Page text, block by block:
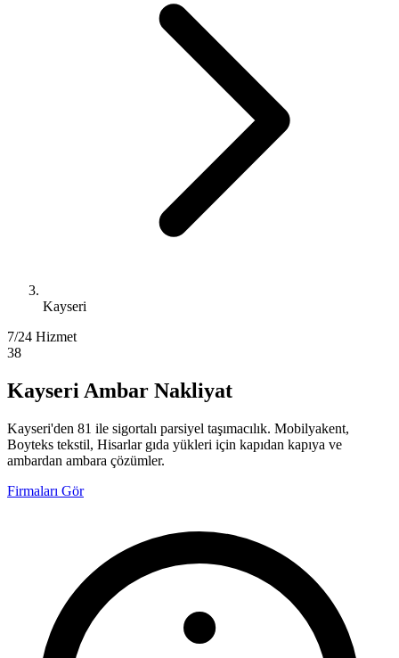
Kayseri
7/24 Hizmet
38
Kayseri Ambar Nakliyat
Kayseri'den 81 ile sigortalı parsiyel taşımacılık. Mobilyakent,
Boyteks tekstil, Hisarlar gıda yükleri için kapıdan kapıya ve
ambardan ambara çözümler.
Firmaları Gör